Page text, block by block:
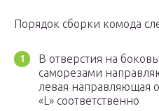
Порядок сборки комода
В отверстия на
саморезами
левая направляющая
«L» соответственно